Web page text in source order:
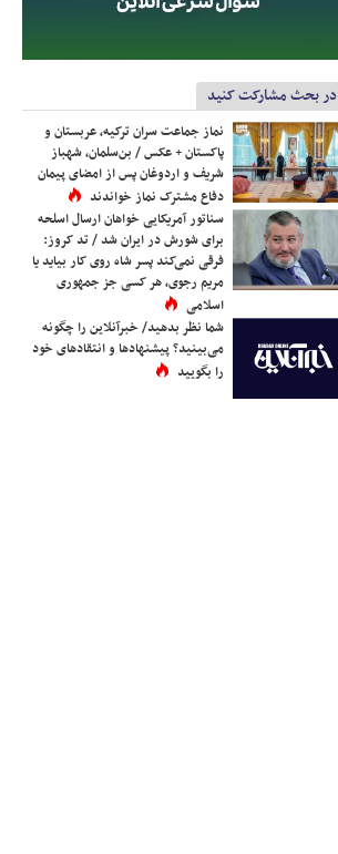
در بحث مشارکت کنید
نماز جماعت سران ترکیه، عربستان و
پاکستان + عکس / بن‌سلمان، شهباز
شریف و اردوغان پس از امضای پیمان
دفاع مشترک نماز خواندند
سناتور آمریکایی خواهان ارسال اسلحه
برای شورش در ایران شد / تد کروز:
فرقی نمی‌کند پسر شاه روی کار بیاید یا
مریم رجوی، هر کسی جز جمهوری
اسلامی
شما نظر بدهید/ خبرآنلاین را چگونه
می‌بینید؟ پیشنهادها و انتقادهای خود
را بگویید